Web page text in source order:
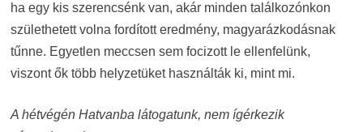
ha egy kis szerencsénk van, akár minden találkozónkon
születhetett volna fordított eredmény, magyarázkodásnak
tűnne. Egyetlen meccsen sem focizott le ellenfelünk,
viszont ők több helyzetüket használták ki, mint mi.
A hétvégén Hatvanba látogatunk, nem ígérkezik